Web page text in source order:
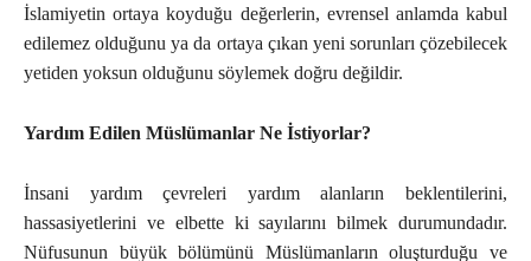
İslamiyetin ortaya koyduğu değerlerin, evrensel anlamda kabul
edilemez olduğunu ya da ortaya çıkan yeni sorunları çözebilecek
yetiden yoksun olduğunu söylemek doğru değildir.
Yardım Edilen Müslümanlar Ne İstiyorlar?
İnsani yardım çevreleri yardım alanların beklentilerini,
hassasiyetlerini ve elbette ki sayılarını bilmek durumundadır.
Nüfusunun büyük bölümünü Müslümanların oluşturduğu ve